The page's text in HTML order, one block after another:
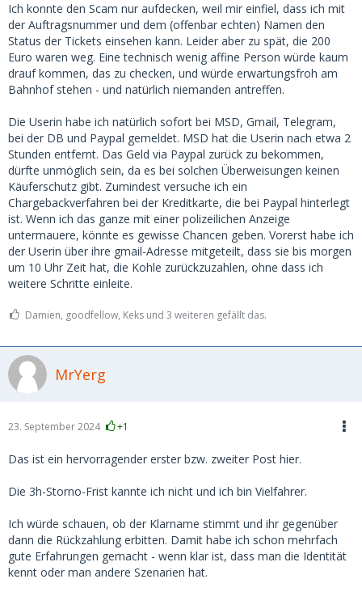
Ich konnte den Scam nur aufdecken, weil mir einfiel, dass ich mit
der Auftragsnummer und dem (offenbar echten) Namen den
Status der Tickets einsehen kann. Leider aber zu spät, die 200
Euro waren weg. Eine technisch wenig affine Person würde kaum
drauf kommen, das zu checken, und würde erwartungsfroh am
Bahnhof stehen - und natürlich niemanden antreffen.
Die Userin habe ich natürlich sofort bei MSD, Gmail, Telegram,
bei der DB und Paypal gemeldet. MSD hat die Userin nach etwa 2
Stunden entfernt. Das Geld via Paypal zurück zu bekommen,
dürfte unmöglich sein, da es bei solchen Überweisungen keinen
Käuferschutz gibt. Zumindest versuche ich ein
Chargebackverfahren bei der Kreditkarte, die bei Paypal hinterlegt
ist. Wenn ich das ganze mit einer polizeilichen Anzeige
untermauere, könnte es gewisse Chancen geben. Vorerst habe ich
der Userin über ihre gmail-Adresse mitgeteilt, dass sie bis morgen
um 10 Uhr Zeit hat, die Kohle zurückzuzahlen, ohne dass ich
weitere Schritte einleite.
Damien, goodfellow, Keks und 3 weiteren gefällt das.
MrYerg
23. September 2024 +1
Das ist ein hervorragender erster bzw. zweiter Post hier.
Die 3h-Storno-Frist kannte ich nicht und ich bin Vielfahrer.
Ich würde schauen, ob der Klarname stimmt und ihr gegenüber
dann die Rückzahlung erbitten. Damit habe ich schon mehrfach
gute Erfahrungen gemacht - wenn klar ist, dass man die Identität
kennt oder man andere Szenarien hat.